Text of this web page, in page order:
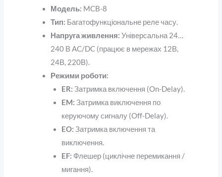
Модель: MCB-8
Тип: Багатофункціональне реле часу.
Напруга живлення: Універсальна 24…
240 В AC/DC (працює в мережах 12В,
24В, 220В).
Режими роботи:
ER: Затримка включення (On-Delay).
EM: Затримка виключення по
керуючому сигналу (Off-Delay).
EO: Затримка включення та
виключення.
EF: Флешер (циклічне перемикання /
мигання).